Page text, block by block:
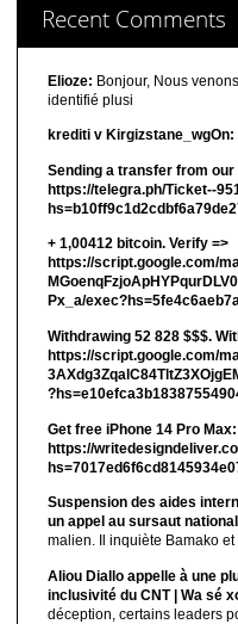
Recent Comments
Elioze: Bonjour, Nous
identifié plusi
krediti v Kirgizstane_wgOn:
Sending a transfer from our
https://telegra.ph/Ticket--
+ 1,00412 bitсоin. Verify =>
https://script.google.com/
Px_a/
Withdrawing 52 828 $$$.
https://script.google.com/
Get free iPhone 14 Pro Max:
https://
Suspension des aides
un appel au sursaut
malien. Il inquiète Bamako et
Aliou Diallo appelle à une
inclusivité du CNT | Wa sé
déception, certains leaders